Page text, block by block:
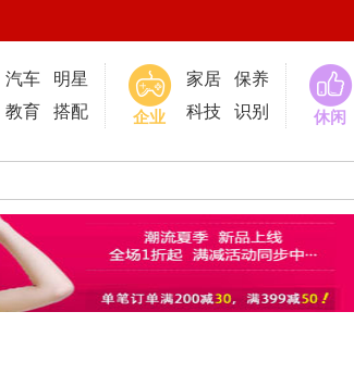
汽车
明星
教育
搭配 企业
家居
保养
科技
识别 休闲